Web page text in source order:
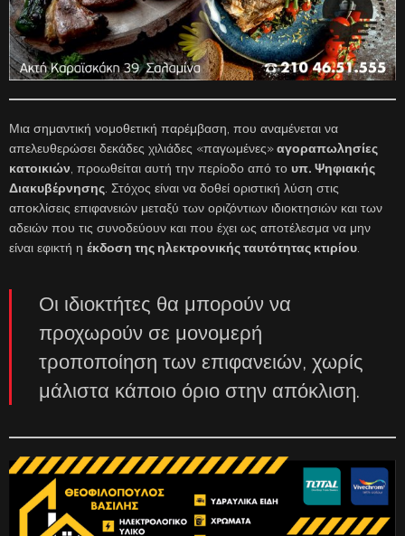
Μια σημαντική νομοθετική παρέμβαση, που αναμένεται να
απελευθερώσει δεκάδες χιλιάδες «παγωμένες»αγοραπωλησίες
κατοικιών, προωθείται αυτή την περίοδο από το υπ. Ψηφιακής
Διακυβέρνησης. Στόχος είναι να δοθεί οριστική λύση στις
αποκλίσεις επιφανειών μεταξύ των οριζόντιων ιδιοκτησιών και των
αδειών που τις συνοδεύουν και που έχει ως αποτέλεσμα να μην
είναι εφικτή η έκδοση της ηλεκτρονικής ταυτότητας κτιρίου.
Οι ιδιοκτήτες θα μπορούν να
προχωρούν σε μονομερή
τροποποίηση των επιφανειών, χωρίς
μάλιστα κάποιο όριο στην απόκλιση.